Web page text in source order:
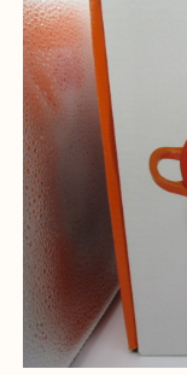
全て
キッチン用品